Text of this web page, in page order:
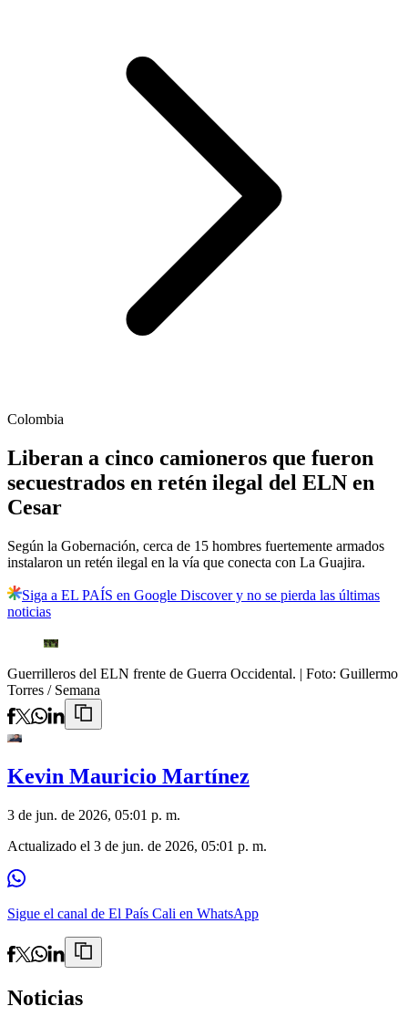
Colombia
Liberan a cinco camioneros que fueron
secuestrados en retén ilegal del ELN en
Cesar
Según la Gobernación, cerca de 15 hombres fuertemente armados
instalaron un retén ilegal en la vía que conecta con La Guajira.
Siga a EL PAÍS en Google Discover y no se pierda las últimas
noticias
Guerrilleros del ELN frente de Guerra Occidental. | Foto: Guillermo
Torres / Semana
Kevin Mauricio Martínez
3 de jun. de 2026, 05:01 p. m.
Actualizado el 3 de jun. de 2026, 05:01 p. m.
Sigue el canal de El País Cali en WhatsApp
Noticias